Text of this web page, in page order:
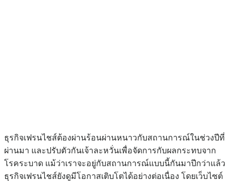
ธุรกิจเฟรนไชส์ต้องผ่านร้อนผ่านหนาวกับสถานการณ์ในช่วงปีที่
ผ่านมา และปรับตัวกันเจ้าละหวั่นเพื่อจัดการกับผลกระทบจาก
โรคระบาด แม้ว่าเราจะอยู่กับสถานการณ์แบบนี้กันมาปีกว่าแล้ว
ธุรกิจเฟรนไชส์ยังดูมีโอกาสเติบโตได้อย่างต่อเนื่อง โดยเว็บไซต์